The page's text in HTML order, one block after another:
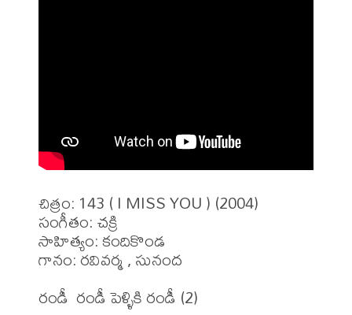
చిత్రం: 143 ( I MISS YOU ) (2004)
సంగీతం: చక్రి
సాహిత్యం: కందికొండ
గానం: రవివర్మ , సునంద
రండీ  రండీ పెళ్ళికి రండీ (2)